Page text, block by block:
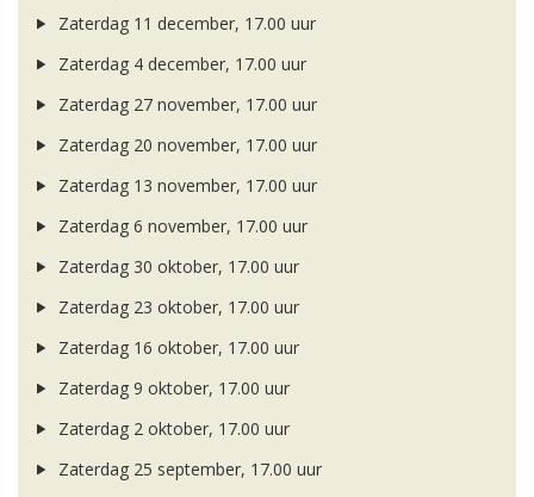
Zaterdag 11 december, 17.00 uur
Zaterdag 4 december, 17.00 uur
Zaterdag 27 november, 17.00 uur
Zaterdag 20 november, 17.00 uur
Zaterdag 13 november, 17.00 uur
Zaterdag 6 november, 17.00 uur
Zaterdag 30 oktober, 17.00 uur
Zaterdag 23 oktober, 17.00 uur
Zaterdag 16 oktober, 17.00 uur
Zaterdag 9 oktober, 17.00 uur
Zaterdag 2 oktober, 17.00 uur
Zaterdag 25 september, 17.00 uur